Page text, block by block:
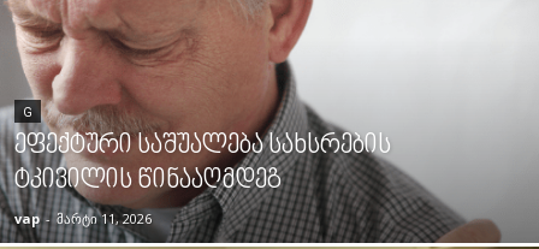
G
ეფექტური საშუალება სახსრების
ტკივილის წინააღმდეგ
vap - მარტი 11, 2026